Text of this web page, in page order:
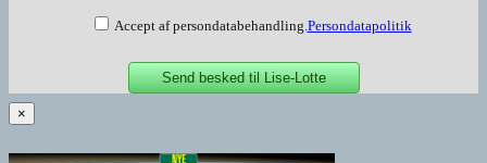
Accept af persondatabehandling. Persondatapolitik
×